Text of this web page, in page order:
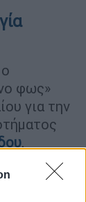
φως»
για την
,
την